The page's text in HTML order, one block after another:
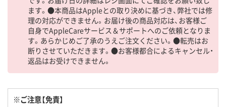
ます。●本商品はAppleとの取り決めに基づき、弊社では修
理の対応ができません。お届け後の商品対応は、お客様ご
自身でAppleCareサービス＆サポートへのご依頼となりま
す。あらかじめご了承のうえご注文ください。●転売はお
断りさせていただきます。●お客様都合によるキャンセル・
返品はお受けできません。
※ご注意【免責】